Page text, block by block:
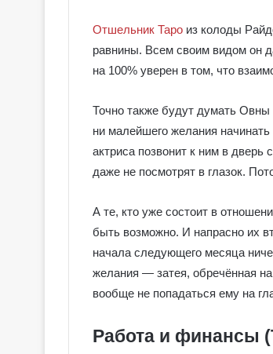
Отшельник Таро из колоды
равнины. Всем своим видом он
на 100% уверен в том, что
Точно также будут думать Овны
ни малейшего желания
актриса позвонит к ним в
даже не посмотрят в глазок.
А те, кто уже состоит в
быть возможно. И напрасно их
начала следующего месяца
желания ― затея, обречённая
вообще не попадаться ему на
Работа и финансы